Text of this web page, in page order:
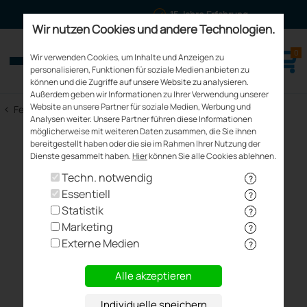
15 Jahre Erfahrung
meinfenster24.de
Fenster - Türen - Rollläden
0
< Fenster Kaufen
Technische Daten -
KÖMMERLING
KÖMMERLING
70AD
KÖMMERLING
76AD
Wir nutzen Cookies und andere Technologien.
Wir verwenden Cookies, um Inhalte und Anzeigen zu
personalisieren, Funktionen für soziale Medien anbieten zu
können und die Zugriffe auf unsere Website zu analysieren.
Außerdem geben wir Informationen zu Ihrer Verwendung unserer
Website an unsere Partner für soziale Medien, Werbung und
Analysen weiter. Unsere Partner führen diese Informationen
möglicherweise mit weiteren Daten zusammen, die Sie ihnen
bereitgestellt haben oder die sie im Rahmen Ihrer Nutzung der
Dienste gesammelt haben.Hierkönnen Sie alle Cookies ablehnen.
Techn. notwendig ?
Essentiell ?
Statistik ?
Marketing ?
Externe Medien ?
Alle akzeptieren